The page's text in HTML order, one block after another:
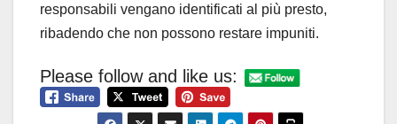
responsabili vengano identificati al più presto,
ribadendo che non possono restare impuniti.
Please follow and like us: